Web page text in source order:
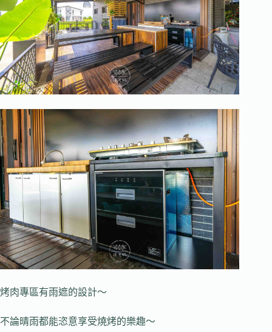
烤肉專區有雨遮的設計～
不論晴雨都能恣意享受燒烤的樂趣～